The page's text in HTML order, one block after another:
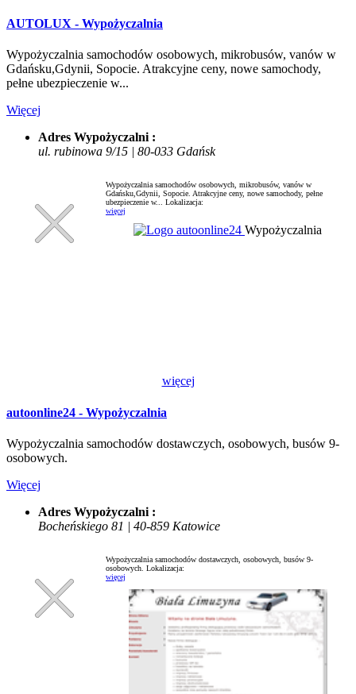
AUTOLUX - Wypożyczalnia
Wypożyczalnia samochodów osobowych, mikrobusów, vanów w
Gdańsku,Gdynii, Sopocie. Atrakcyjne ceny, nowe samochody,
pełne ubezpieczenie w...
Więcej
Adres Wypożyczalni :
ul. rubinowa 9/15 | 80-033 Gdańsk
Wypożyczalnia samochodów osobowych, mikrobusów, vanów w
Gdańsku,Gdynii, Sopocie. Atrakcyjne ceny, nowe samochody, pełne
ubezpieczenie w... Lokalizacja:
więcej
Wypożyczalnia
więcej
autoonline24 - Wypożyczalnia
Wypożyczalnia samochodów dostawczych, osobowych, busów 9-
osobowych.
Więcej
Adres Wypożyczalni :
Bocheńskiego 81 | 40-859 Katowice
Wypożyczalnia samochodów dostawczych, osobowych, busów 9-
osobowych. Lokalizacja:
więcej